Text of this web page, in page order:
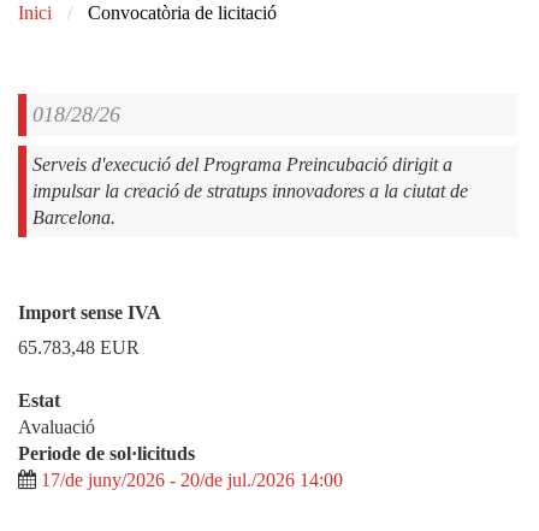
Inici Convocatòria de licitació
018/28/26
Serveis d'execució del Programa Preincubació dirigit a
impulsar la creació de stratups innovadores a la ciutat de
Barcelona.
Import sense IVA
65.783,48 EUR
Estat
Avaluació
Periode de sol·licituds
17/de juny/2026 - 20/de jul./2026 14:00